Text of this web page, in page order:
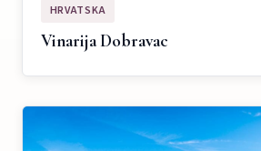
HRVATSKA
Vinarija Dobravac